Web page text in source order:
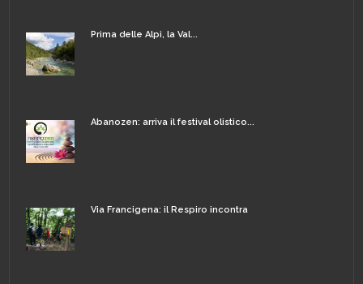
Prima delle Alpi, la Val...
Abanozen: arriva il festival olistico...
Via Francigena: il Respiro incontra